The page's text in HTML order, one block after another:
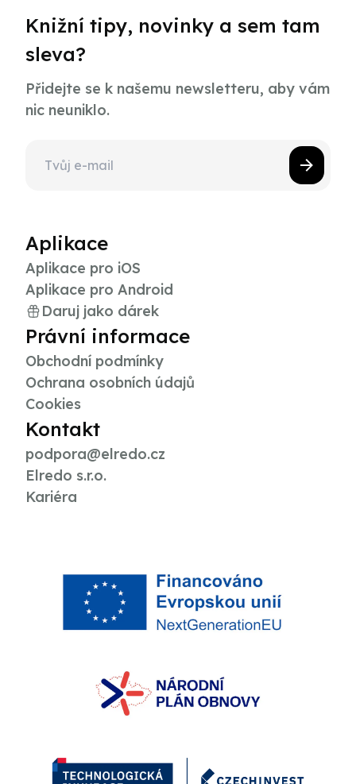
Knižní tipy, novinky a sem tam
sleva?
Přidejte se k našemu newsletteru, aby vám
nic neuniklo.
Aplikace
Aplikace pro iOS
Aplikace pro Android
Daruj jako dárek
Právní informace
Obchodní podmínky
Ochrana osobních údajů
Cookies
Kontakt
podpora@elredo.cz
Elredo s.r.o.
Kariéra